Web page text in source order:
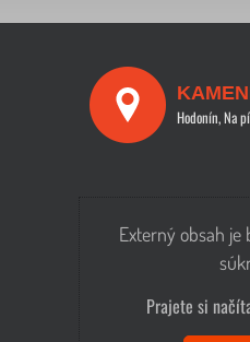
Hodonín, Na
Externý obsah
Prajete si